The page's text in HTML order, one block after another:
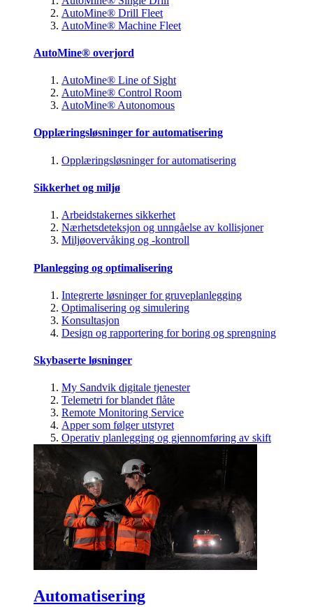
AutoMine® Drill Fleet
AutoMine® Machine Fleet
AutoMine® overjord
AutoMine® Line of Sight
AutoMine® Control Room
AutoMine® Autonomous
Opplæringsløsninger for automatisering
Opplæringsløsninger for automatisering
Sikkerhet og miljø
Arbeidstakernes sikkerhet
Nærhetsdeteksjon og unngåelse av kollisjoner
Miljøovervåking og -kontroll
Planlegging og optimalisering
Integrerte løsninger for gruveplanlegging
Optimalisering og simulering
Konsultasjon
Design og rapportering for boring og sprengning
Skybaserte løsninger
My Sandvik digitale tjenester
Telemetri for blandet flåte
Remote Monitoring Service
Apper som følger utstyret
Operativ planlegging og gjennomføring av skift
Automatisering